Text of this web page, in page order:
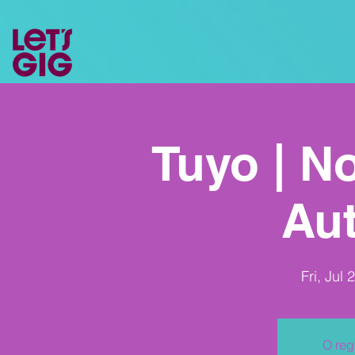
Tuyo |
Fri, Jul
O